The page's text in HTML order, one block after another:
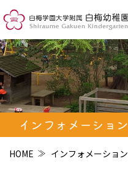
インフォメーション
HOME インフォメーション